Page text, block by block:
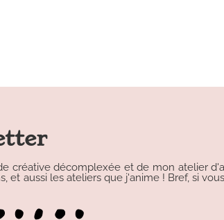
créative décomplexée et de mon atelier
aussi les ateliers que j'anime ! Bref, si